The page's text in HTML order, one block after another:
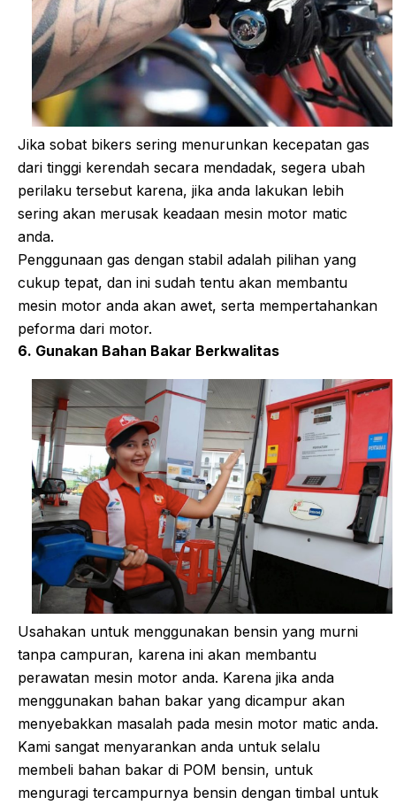
Jika sobat bikers sering menurunkan kecepatan gas
dari tinggi kerendah secara mendadak, segera ubah
perilaku tersebut karena, jika anda lakukan lebih
sering akan merusak keadaan mesin motor matic
anda.
Penggunaan gas dengan stabil adalah pilihan yang
cukup tepat, dan ini sudah tentu akan membantu
mesin motor anda akan awet, serta mempertahankan
peforma dari motor.
6. Gunakan Bahan Bakar Berkwalitas
Usahakan untuk menggunakan bensin yang murni
tanpa campuran, karena ini akan membantu
perawatan mesin motor anda. Karena jika anda
menggunakan bahan bakar yang dicampur akan
menyebakkan masalah pada mesin motor matic anda.
Kami sangat menyarankan anda untuk selalu
membeli bahan bakar di POM bensin, untuk
menguragi tercampurnya bensin dengan timbal untuk